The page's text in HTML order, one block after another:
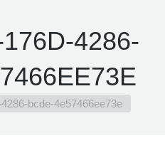
4286-
bcde-4e57466ee73e